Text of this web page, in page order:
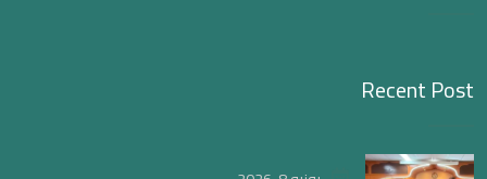
Recent Post